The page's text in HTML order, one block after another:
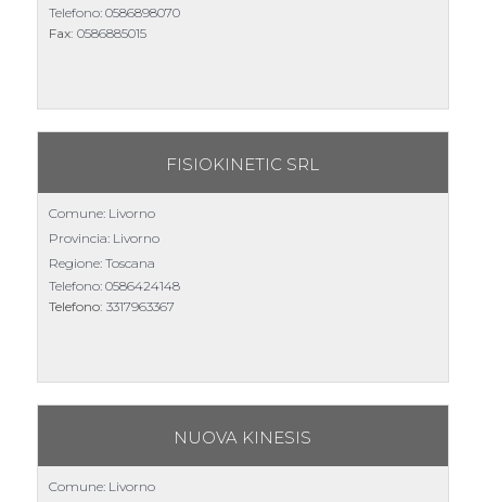
Telefono: 0586898070
Fax: 0586885015
FISIOKINETIC SRL
Comune: Livorno
Provincia: Livorno
Regione: Toscana
Telefono: 0586424148
Telefono: 3317963367
NUOVA KINESIS
Comune: Livorno